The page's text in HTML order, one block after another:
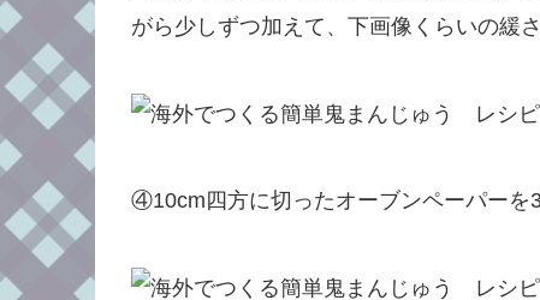
がら少しずつ加えて、下画像くらいの緩さ
④10cm四方に切ったオーブンペーパーを